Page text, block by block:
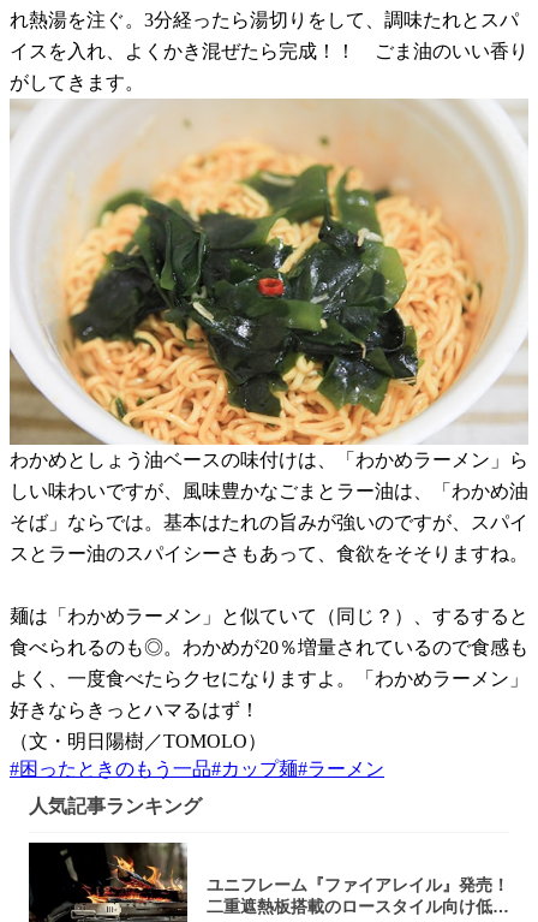
れ熱湯を注ぐ。3分経ったら湯切りをして、調味たれとスパ
イスを入れ、よくかき混ぜたら完成！！ ごま油のいい香り
がしてきます。
わかめとしょう油ベースの味付けは、「わかめラーメン」ら
しい味わいですが、風味豊かなごまとラー油は、「わかめ油
そば」ならでは。基本はたれの旨みが強いのですが、スパイ
スとラー油のスパイシーさもあって、食欲をそそりますね。
麺は「わかめラーメン」と似ていて（同じ？）、するすると
食べられるのも◎。わかめが20％増量されているので食感も
よく、一度食べたらクセになりますよ。「わかめラーメン」
好きならきっとハマるはず！
（文・明日陽樹／TOMOLO）
#困ったときのもう一品#カップ麺#ラーメン
人気記事ランキング
ユニフレーム『ファイアレイル』発売！
二重遮熱板搭載のロースタイル向け低型